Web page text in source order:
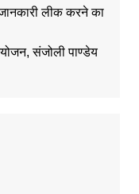
लीक करने का
संजोली पाण्डेय